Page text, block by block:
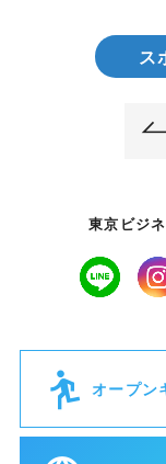
ス
東京ビジ
オープン